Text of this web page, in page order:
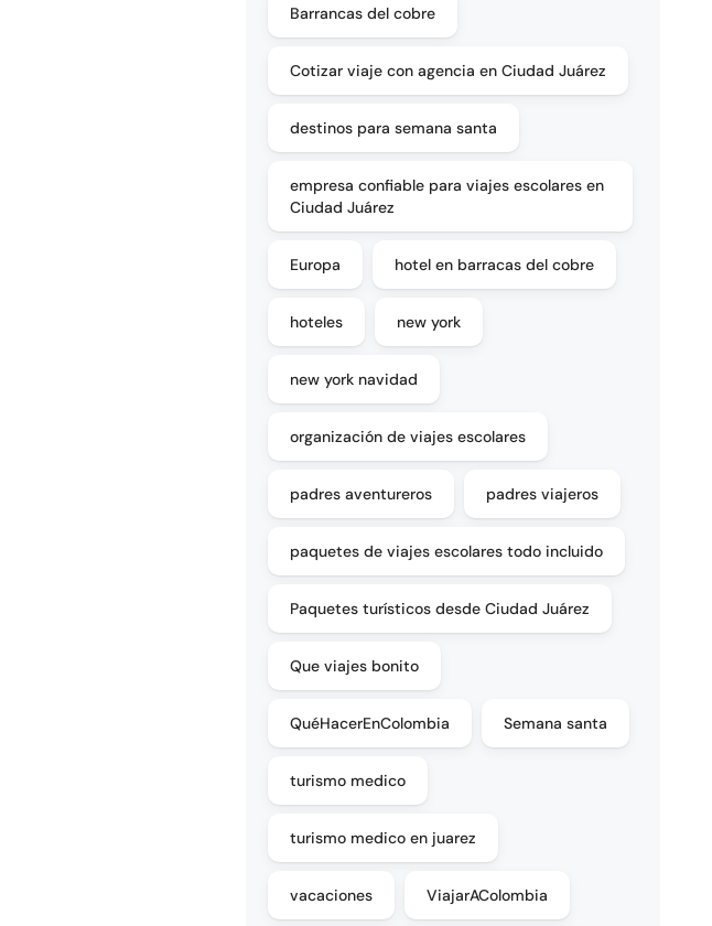
Barrancas del cobre
Cotizar viaje con agencia en Ciudad Juárez
destinos para semana santa
empresa confiable para viajes escolares en
Ciudad Juárez
Europa hotel en barracas del cobre
hoteles new york
new york navidad
organización de viajes escolares
padres aventureros padres viajeros
paquetes de viajes escolares todo incluido
Paquetes turísticos desde Ciudad Juárez
Que viajes bonito
QuéHacerEnColombia Semana santa
turismo medico
turismo medico en juarez
vacaciones ViajarAColombia